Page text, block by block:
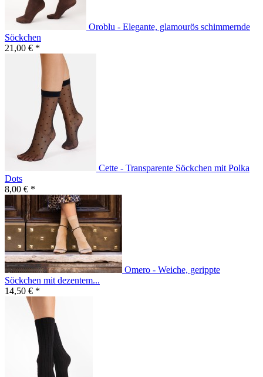
Oroblu - Elegante, glamourös schimmernde
Söckchen
21,00 € *
Cette - Transparente Söckchen mit Polka
Dots
8,00 € *
Omero - Weiche, gerippte
Söckchen mit dezentem...
14,50 € *